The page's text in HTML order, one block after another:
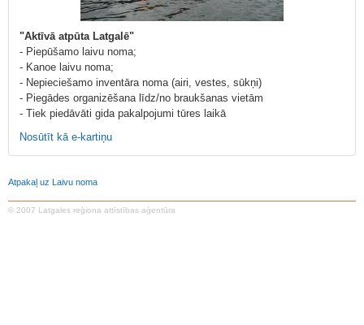
"Aktīvā atpūta Latgalē"
- Piepūšamo laivu noma;
- Kanoe laivu noma;
- Nepieciešamo inventāra noma (airi, vestes, sūkņi)
- Piegādes organizēšana līdz/no braukšanas vietām
- Tiek piedāvāti gida pakalpojumi tūres laikā
Nosūtīt kā e-kartiņu
Atpakaļ uz Laivu noma
© 2007 Latgales reģiona attīstības aģentūra